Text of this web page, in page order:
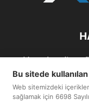
Maramiro; siber
alanlarıın sağlıklı
ilgili güncel haber
Bu sitede
Web sitemizdeki
sağlamak için 6698